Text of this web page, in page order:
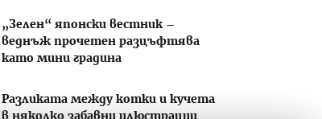
„Зелен“ японски вестник –
веднъж прочетен разцъфтява
като мини градина
Разликата между котки и кучета
в няколко забавни илюстрации